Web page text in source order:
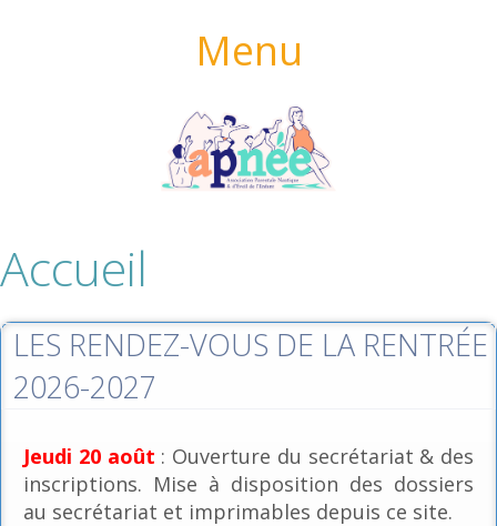
Menu
Accueil
LES RENDEZ-VOUS DE LA RENTRÉE
2026-2027
Jeudi 20 août : Ouverture du secrétariat & des
inscriptions. Mise à disposition des dossiers
au secrétariat et imprimables depuis ce site.